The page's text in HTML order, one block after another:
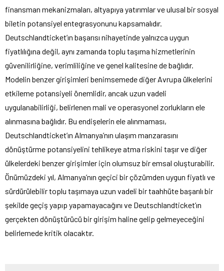
finansman mekanizmaları, altyapıya yatırımlar ve ulusal bir sosyal
biletin potansiyel entegrasyonunu kapsamalıdır.
Deutschlandticket’ın başarısı nihayetinde yalnızca uygun
fiyatlılığına değil, aynı zamanda toplu taşıma hizmetlerinin
güvenilirliğine, verimliliğine ve genel kalitesine de bağlıdır.
Modelin benzer girişimleri benimsemede diğer Avrupa ülkelerini
etkileme potansiyeli önemlidir, ancak uzun vadeli
uygulanabilirliği, belirlenen mali ve operasyonel zorlukların ele
alınmasına bağlıdır. Bu endişelerin ele alınmaması,
Deutschlandticket’ın Almanya’nın ulaşım manzarasını
dönüştürme potansiyelini tehlikeye atma riskini taşır ve diğer
ülkelerdeki benzer girişimler için olumsuz bir emsal oluşturabilir.
Önümüzdeki yıl, Almanya’nın geçici bir çözümden uygun fiyatlı ve
sürdürülebilir toplu taşımaya uzun vadeli bir taahhüte başarılı bir
şekilde geçiş yapıp yapamayacağını ve Deutschlandticket’ın
gerçekten dönüştürücü bir girişim haline gelip gelmeyeceğini
belirlemede kritik olacaktır.